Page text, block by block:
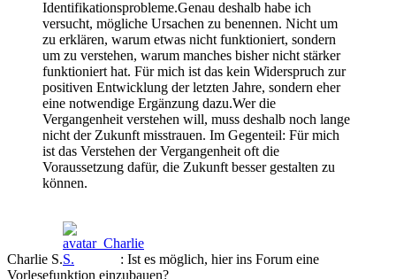
Identifikationsprobleme.Genau deshalb habe ich
versucht, mögliche Ursachen zu benennen. Nicht um
zu erklären, warum etwas nicht funktioniert, sondern
um zu verstehen, warum manches bisher nicht stärker
funktioniert hat. Für mich ist das kein Widerspruch zur
positiven Entwicklung der letzten Jahre, sondern eher
eine notwendige Ergänzung dazu.Wer die
Vergangenheit verstehen will, muss deshalb noch lange
nicht der Zukunft misstrauen. Im Gegenteil: Für mich
ist das Verstehen der Vergangenheit oft die
Voraussetzung dafür, die Zukunft besser gestalten zu
können.
Charlie S.
: Ist es möglich, hier ins Forum eine
Vorlesefunktion einzubauen?